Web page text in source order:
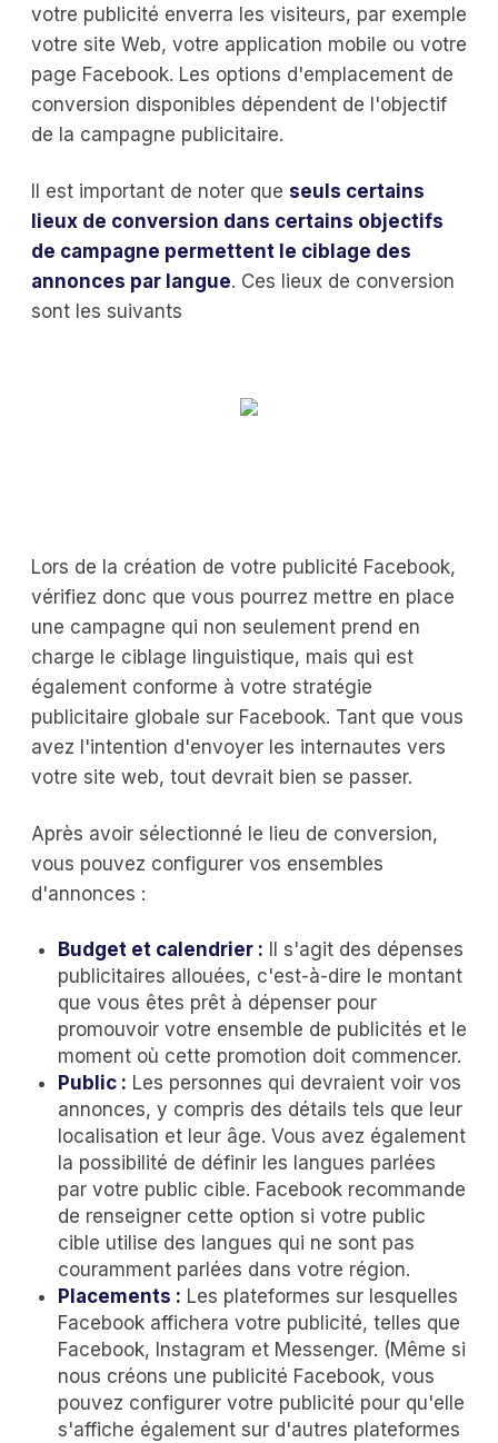
votre publicité enverra les visiteurs, par exemple
votre site Web, votre application mobile ou votre
page Facebook. Les options d'emplacement de
conversion disponibles dépendent de l'objectif
de la campagne publicitaire.
Il est important de noter que seuls certains
lieux de conversion dans certains objectifs
de campagne permettent le ciblage des
annonces par langue. Ces lieux de conversion
sont les suivants
Lors de la création de votre publicité Facebook,
vérifiez donc que vous pourrez mettre en place
une campagne qui non seulement prend en
charge le ciblage linguistique, mais qui est
également conforme à votre stratégie
publicitaire globale sur Facebook. Tant que vous
avez l'intention d'envoyer les internautes vers
votre site web, tout devrait bien se passer.
Après avoir sélectionné le lieu de conversion,
vous pouvez configurer vos ensembles
d'annonces :
Budget et calendrier : Il s'agit des dépenses
publicitaires allouées, c'est-à-dire le montant
que vous êtes prêt à dépenser pour
promouvoir votre ensemble de publicités et le
moment où cette promotion doit commencer.
Public : Les personnes qui devraient voir vos
annonces, y compris des détails tels que leur
localisation et leur âge. Vous avez également
la possibilité de définir les langues parlées
par votre public cible. Facebook recommande
de renseigner cette option si votre public
cible utilise des langues qui ne sont pas
couramment parlées dans votre région.
Placements : Les plateformes sur lesquelles
Facebook affichera votre publicité, telles que
Facebook, Instagram et Messenger. (Même si
nous créons une publicité Facebook, vous
pouvez configurer votre publicité pour qu'elle
s'affiche également sur d'autres plateformes